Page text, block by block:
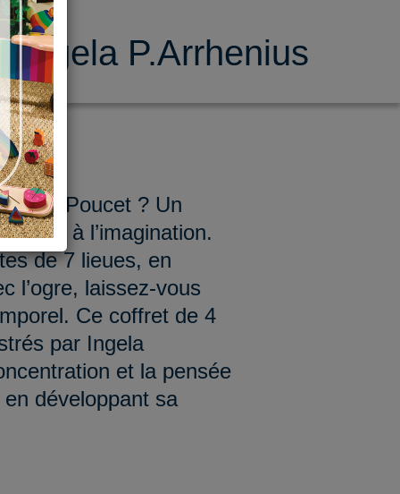
Ingela P.Arrhenius
Petit Poucet ? Un
et à l’imagination.
de 7 lieues, en
l’ogre, laissez-vous
Ce coffret de 4
par Ingela
et la pensée
développant sa